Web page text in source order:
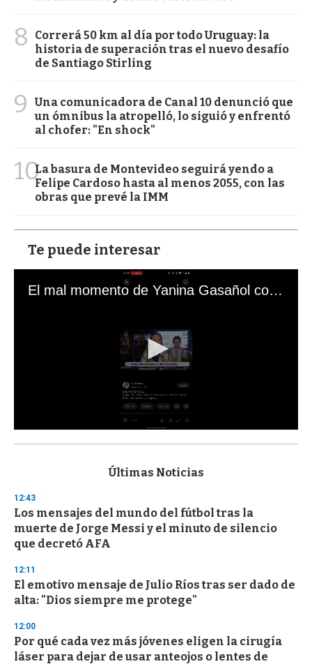
8
Correrá 50 km al día por todo Uruguay: la
historia de superación tras el nuevo desafío
de Santiago Stirling
9
Una comunicadora de Canal 10 denunció que
un ómnibus la atropelló, lo siguió y enfrentó
al chofer: "En shock"
10La basura de Montevideo seguirá yendo a
Felipe Cardoso hasta al menos 2055, con las
obras que prevé la IMM
Te puede interesar
El mal momento de Yanina Gasañol con un hincha argentino en "Subrayado"
s
d
s
o
f
3
s
e
c
o
d
s
Últimas Noticias
12:43
Los mensajes del mundo del fútbol tras la
muerte de Jorge Messi y el minuto de silencio
que decretó AFA
12:11
El emotivo mensaje de Julio Ríos tras ser dado de
alta: "Dios siempre me protege"
12:00
Por qué cada vez más jóvenes eligen la cirugía
láser para dejar de usar anteojos o lentes de